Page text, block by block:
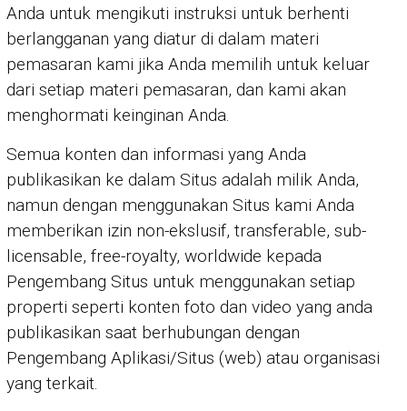
Anda untuk mengikuti instruksi untuk berhenti
berlangganan yang diatur di dalam materi
pemasaran kami jika Anda memilih untuk keluar
dari setiap materi pemasaran, dan kami akan
menghormati keinginan Anda.
Semua konten dan informasi yang Anda
publikasikan ke dalam Situs adalah milik Anda,
namun dengan menggunakan Situs kami Anda
memberikan izin non-ekslusif, transferable, sub-
licensable, free-royalty, worldwide kepada
Pengembang Situs untuk menggunakan setiap
properti seperti konten foto dan video yang anda
publikasikan saat berhubungan dengan
Pengembang Aplikasi/Situs (web) atau organisasi
yang terkait.